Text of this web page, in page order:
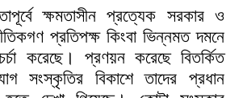
ক্ষমতাসীন প্রত্যেক সরকার ও
প্রতিপক্ষ কিংবা ভিন্নমত দমনে
করেছে। প্রণয়ন করেছে বিতর্কিত
সংস্কৃতির বিকাশে তাদের প্রধান